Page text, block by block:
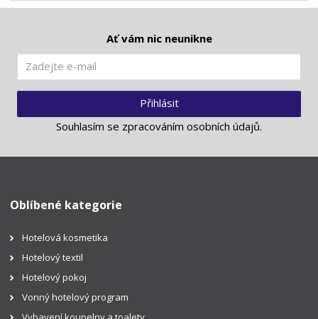
Ať vám nic neunikne
Přihlásit
Souhlasím se zpracováním osobních údajů.
Oblíbené kategorie
Hotelová kosmetika
Hotelový textil
Hotelový pokoj
Vonný hotelový program